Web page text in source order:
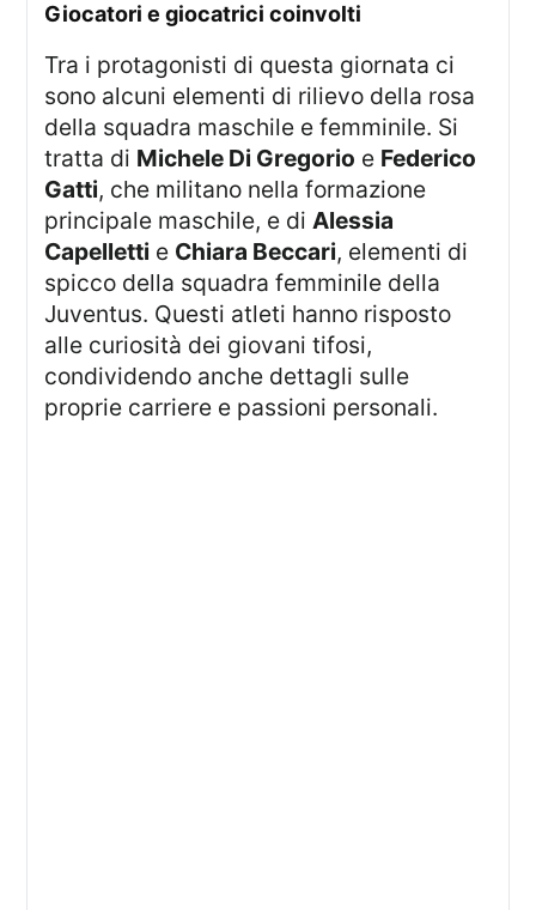
giocatori e giocatrici coinvolti
Tra i protagonisti di questa giornata ci
sono alcuni elementi di rilievo della rosa
della squadra maschile e femminile. Si
tratta di Michele Di Gregorio e Federico
Gatti, che militano nella formazione
principale maschile, e diAlessia
Capelletti e Chiara Beccari, elementi di
spicco della squadra femminile della
Juventus. Questi atleti hanno risposto
alle curiosità dei giovani tifosi,
condividendo anche dettagli sulle
proprie carriere e passioni personali.